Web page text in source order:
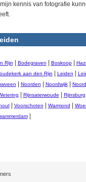
kennis van fotografie
Rijn Bodegraven Boskoop|
aan den Rijn Leiden
Noorden Noordwijk|
Rijnsaterwoude Rijnsburg
| Voorschoten Warmond
|